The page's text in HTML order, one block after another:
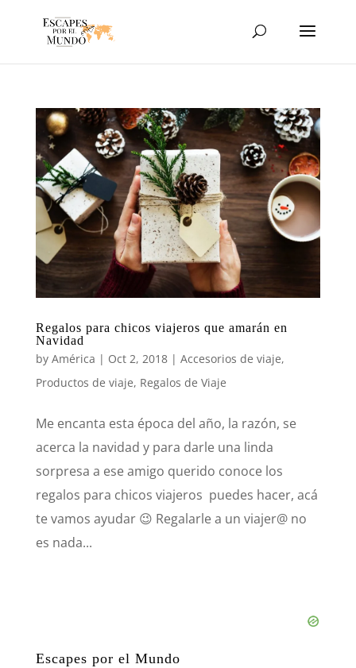
Regalos para chicos viajeros que amarán en
Navidad
by América | Oct 2, 2018| Accesorios de viaje,
Productos de viaje, Regalos de Viaje
Me encanta esta época del año, la razón, se
acerca la navidad y para darle una linda
sorpresa a ese amigo querido conoce los
regalos para chicos viajeros puedes hacer, acá
te vamos ayudar 😉 Regalarle a un viajer@ no
es nada...
Escapes por el Mundo